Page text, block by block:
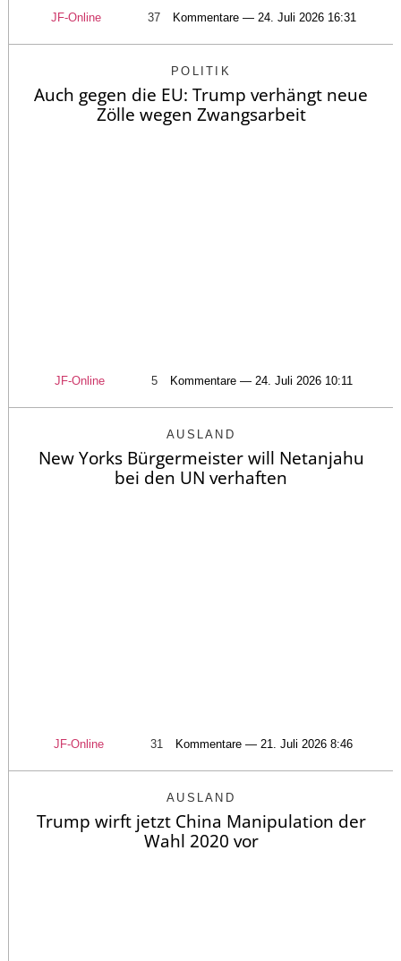
JF-Online 37 Kommentare — 24. Juli 2026 16:31
POLITIK
Auch gegen die EU: Trump verhängt neue
Zölle wegen Zwangsarbeit
JF-Online 5 Kommentare — 24. Juli 2026 10:11
AUSLAND
New Yorks Bürgermeister will Netanjahu
bei den UN verhaften
JF-Online 31 Kommentare — 21. Juli 2026 8:46
AUSLAND
Trump wirft jetzt China Manipulation der
Wahl 2020 vor